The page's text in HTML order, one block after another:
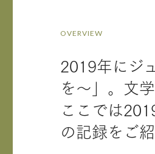
OVERVIEW
2019年にジ
を～」。文
ここでは
の記録をご